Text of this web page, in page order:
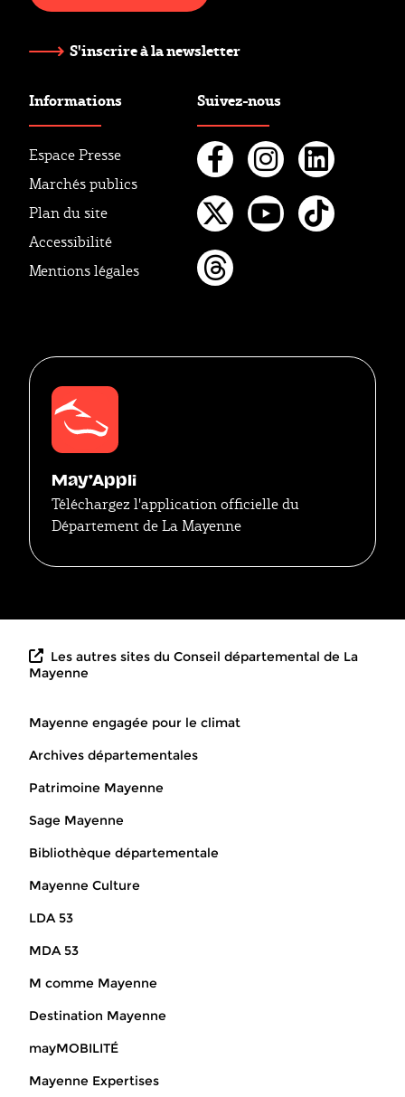
S'inscrire à la newsletter
Informations
Espace Presse
Marchés publics
Plan du site
Accessibilité
Mentions légales
Suivez-nous
Facebook
Twitter
May'Appli
Téléchargez l'application officielle du
Département de La Mayenne
Les autres sites du Conseil départemental de La
Mayenne
Mayenne engagée pour le climat
Archives départementales
Patrimoine Mayenne
Sage Mayenne
Bibliothèque départementale
Mayenne Culture
LDA 53
MDA 53
M comme Mayenne
Destination Mayenne
mayMOBILITÉ
Mayenne Expertises